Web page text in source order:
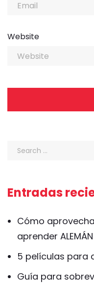
Website
Entradas
Cómo
aprender ALEMÁN
5 películas para
Guía para